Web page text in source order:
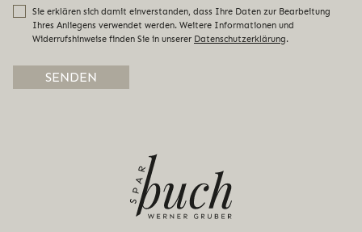
Sie erklären sich damit einverstanden, dass Ihre Daten zur Bearbeitung
Ihres Anliegens verwendet werden. Weitere Informationen und
Widerrufshinweise finden Sie in unserer Datenschutzerklärung.